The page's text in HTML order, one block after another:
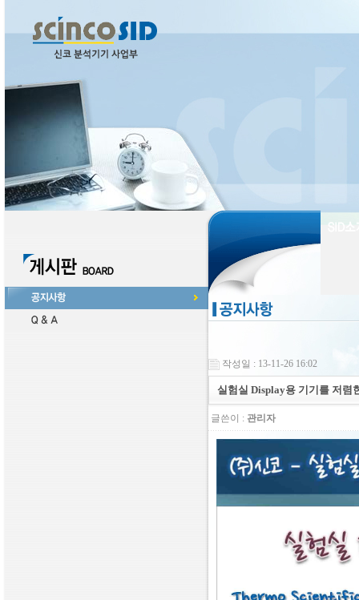
작성일 : 13-11-26 16:02
실험실 Display용 기기를 저렴
글쓴이 : 관리자